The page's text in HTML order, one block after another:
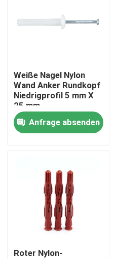
Weiße Nagel Nylon
Wand Anker Rundkopf
Niedrigprofil 5 mm X
25 mm
Anfrage absenden
Roter Nylon-